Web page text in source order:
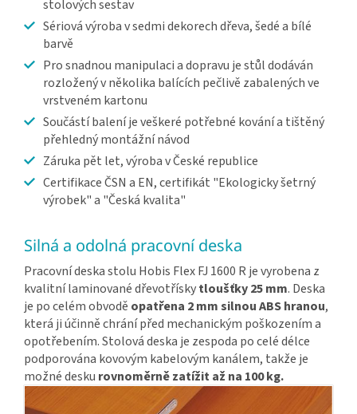
stolových sestav
Sériová výroba v sedmi dekorech dřeva, šedé a bílé
barvě
Pro snadnou manipulaci a dopravu je stůl dodáván
rozložený v několika balících pečlivě zabalených ve
vrstveném kartonu
Součástí balení je veškeré potřebné kování a tištěný
přehledný montážní návod
Záruka pět let, výroba v České republice
Certifikace ČSN a EN, certifikát "Ekologicky šetrný
výrobek" a "Česká kvalita"
Silná a odolná pracovní deska
Pracovní deska stolu Hobis Flex FJ 1600 R je vyrobena z
kvalitní laminované dřevotřískytloušťky 25 mm. Deska
je po celém obvodě opatřena 2 mm silnou ABS hranou,
která ji účinně chrání před mechanickým poškozením a
opotřebením. Stolová deska je zespoda po celé délce
podporována kovovým kabelovým kanálem, takže je
možné desku rovnoměrně zatížit až na 100 kg.